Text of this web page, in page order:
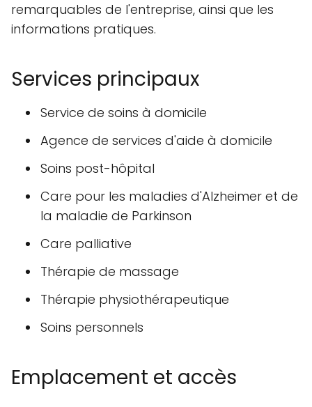
remarquables de l'entreprise, ainsi que les
informations pratiques.
Services principaux
Service de soins à domicile
Agence de services d'aide à domicile
Soins post-hôpital
Care pour les maladies d'Alzheimer et de
la maladie de Parkinson
Care palliative
Thérapie de massage
Thérapie physiothérapeutique
Soins personnels
Emplacement et accès